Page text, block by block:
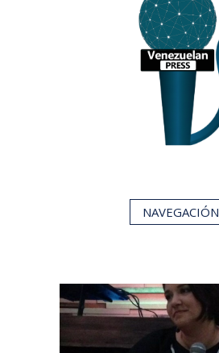
NAVEGACIÓN